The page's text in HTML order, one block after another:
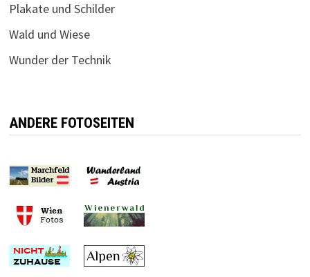
Plakate und Schilder
Wald und Wiese
Wunder der Technik
ANDERE FOTOSEITEN